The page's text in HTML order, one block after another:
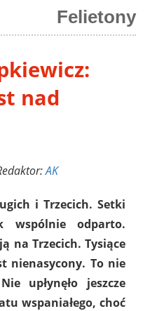
Felietony
nad
AK
i Trzecich. Setki
wspólnie odparto.
na Trzecich. Tysiące
nienasycony. To nie
upłynęło jeszcze
wspaniałego, choć